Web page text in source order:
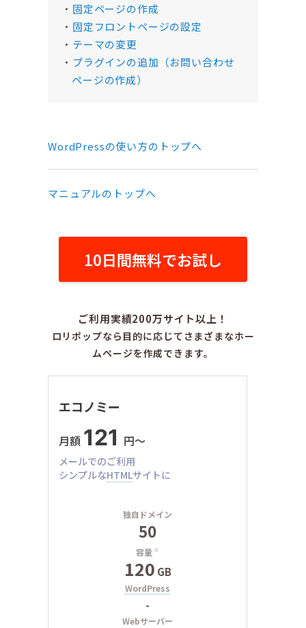
固定ページの作成
固定フロントページの設定
テーマの変更
プラグインの追加（お問い合わせ
ページの作成）
WordPressの使い方のトップへ
マニュアルのトップへ
10日間無料でお試し
ご利用実績200万サイト以上！
ロリポップなら目的に応じてさまざまなホー
ムページを作成できます。
エコノミー
月額 121 円〜
メールでのご利用
シンプルなHTMLサイトに
独自ドメイン
50
容量 ※
120 GB
WordPress
-
Webサーバー